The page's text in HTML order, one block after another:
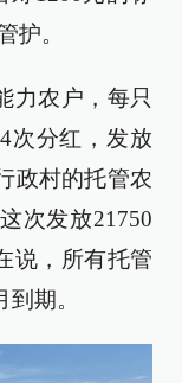
护。
力农户，每只
次分红，发放
政村的托管农
次发放21750
说，所有托管
期。